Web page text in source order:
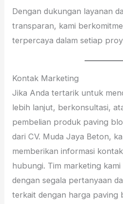
Dengan dukungan layanan
transparan, kami
terpercaya dalam setiap
Kontak Marketing
Jika Anda tertarik untuk
lebih lanjut, berkonsultasi,
pembelian produk paving
dari CV. Muda Jaya Beton,
memberikan informasi
hubungi. Tim marketing
dengan segala pertanyaan
terkait dengan harga paving